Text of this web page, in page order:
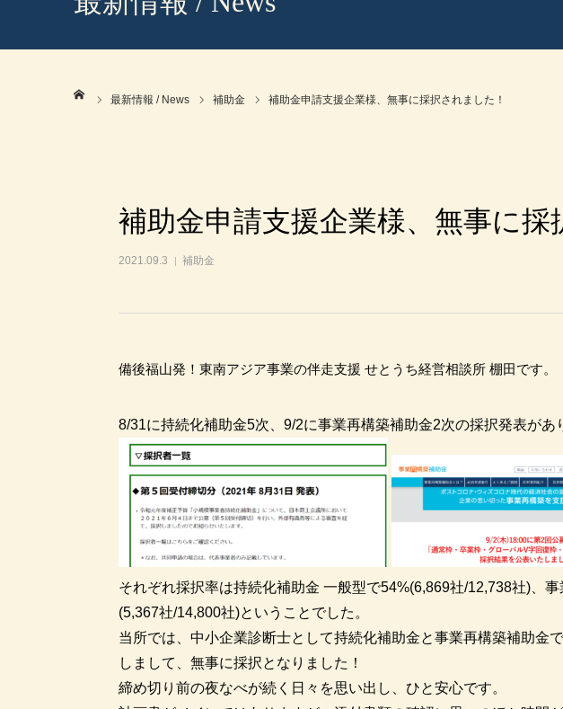
最新情報 / News 補助金 補助金申請支援企業様、無事に採択されました！
補助金申請支援企業様、無事に採
2021.09.3 補助金
備後福山発！東南アジア事業の伴走支援 せとうち経営相談所 棚田です。
8/31に持続化補助金5次、9/2に事業再構築補助金2次の採択発表があ
それぞれ採択率は持続化補助金 一般型で54%(6,869社/12,738社)、
(5,367社/14,800社)ということでした。
当所では、中小企業診断士として持続化補助金と事業再構築補助金
しまして、無事に採択となりました！
締め切り前の夜なべが続く日々を思い出し、ひと安心です。